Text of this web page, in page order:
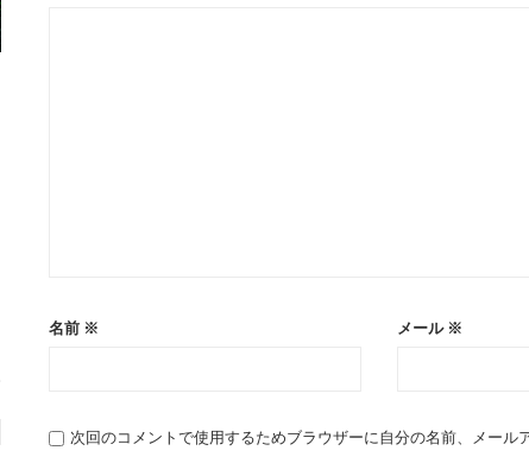
名前 ※ メール ※
次回のコメントで使用するためブラウザーに自分の名前、メール